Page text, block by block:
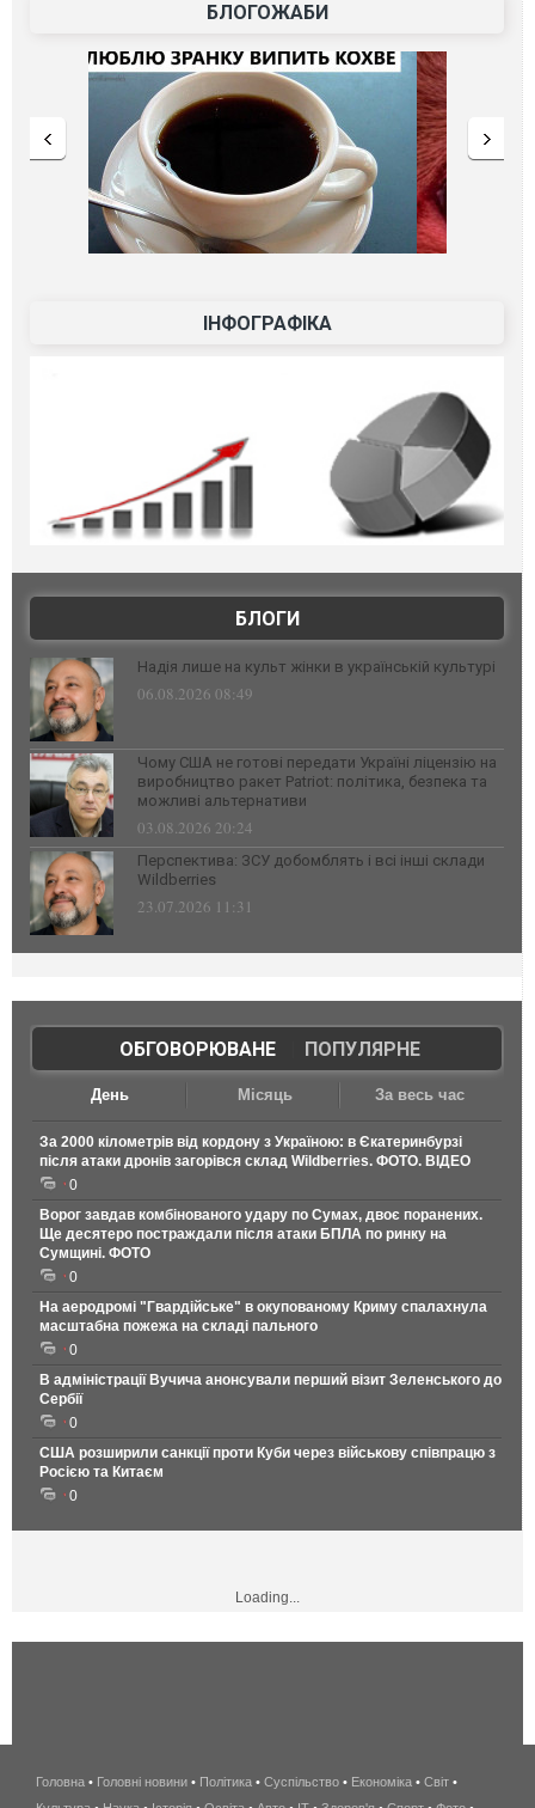
БЛОГОЖАБИ
ІНФОГРАФІКА
БЛОГИ
Надія лише на культ жінки в українській культурі
06.08.2026 08:49
Чому США не готові передати Україні ліцензію на
виробництво ракет Patriot: політика, безпека та
можливі альтернативи
03.08.2026 20:24
Перспектива: ЗСУ добомблять і всі інші склади
Wildberries
23.07.2026 11:31
ОБГОВОРЮВАНЕ| ПОПУЛЯРНЕ
День Місяць За весь час
За 2000 кілометрів від кордону з Україною: в Єкатеринбурзі
після атаки дронів загорівся склад Wildberries. ФОТО. ВІДЕО
0
Ворог завдав комбінованого удару по Сумах, двоє поранених.
Ще десятеро постраждали після атаки БПЛА по ринку на
Сумщині. ФОТО
0
На аеродромі "Гвардійське" в окупованому Криму спалахнула
масштабна пожежа на складі пального
0
В адміністрації Вучича анонсували перший візит Зеленського до
Сербії
0
США розширили санкції проти Куби через військову співпрацю з
Росією та Китаєм
0
Loading...
беспроводной
Головна • Головні новини • Політика • Суспільство • Економіка • Світ •